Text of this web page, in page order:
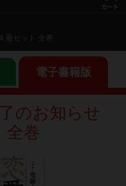
冊セット 全巻
電子書籍版
のお知らせ
全巻